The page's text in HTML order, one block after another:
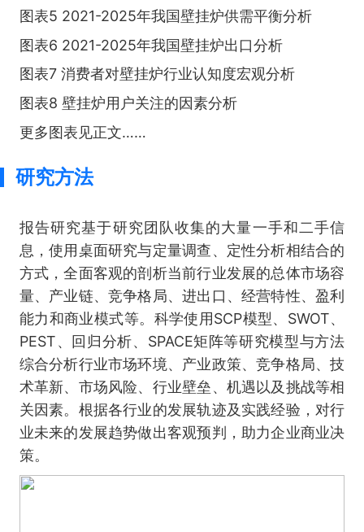
图表5 2021-2025年我国壁挂炉供需平衡分析
图表6 2021-2025年我国壁挂炉出口分析
图表7 消费者对壁挂炉行业认知度宏观分析
图表8 壁挂炉用户关注的因素分析
更多图表见正文……
研究方法
报告研究基于研究团队收集的大量一手和二手信
息，使用桌面研究与定量调查、定性分析相结合的
方式，全面客观的剖析当前行业发展的总体市场容
量、产业链、竞争格局、进出口、经营特性、盈利
能力和商业模式等。科学使用SCP模型、SWOT、
PEST、回归分析、SPACE矩阵等研究模型与方法
综合分析行业市场环境、产业政策、竞争格局、技
术革新、市场风险、行业壁垒、机遇以及挑战等相
关因素。根据各行业的发展轨迹及实践经验，对行
业未来的发展趋势做出客观预判，助力企业商业决
策。